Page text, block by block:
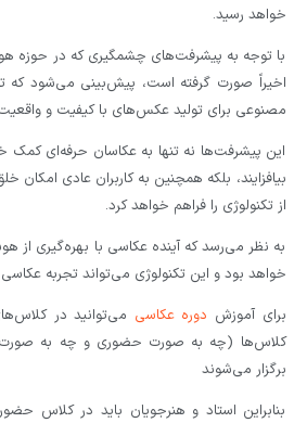
خواهد رسید.
با توجه به پیشرفت‌های چشمگیری که در
مصنوعی برای تولید عکس‌های با کیفیت و واقعیت
این پیشرفت‌ها نه تنها به عکاسان حرفه‌ای کمک
بیافزایند، بلکه همچنین به کاربران عادی امکان
از تکنولوژی را فراهم خواهد کرد.
به نظر می‌رسد که آینده عکاسی با بهره‌گیری
خواهد بود و این تکنولوژی می‌تواند تجربه
برای آموزش دوره عکاسی می‌توانید در
کلاس‌ها (چه به صورت حضوری و چه به صورت
برگزار می‌شوند
بنابراین استاد و هنرجویان باید در کلاس